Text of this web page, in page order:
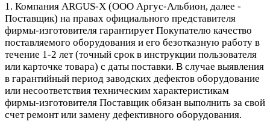
1. Компания ARGUS-X (ООО Аргус-Альбион, далее -
Поставщик) на правах официального представителя
фирмы-изготовителя гарантирует Покупателю качество
поставляемого оборудования и его безотказную работу в
течение 1-2 лет (точный срок в инструкции пользователя
или карточке товара) с даты поставки. В случае выявления
в гарантийный период заводских дефектов оборудование
или несоответствия техническим характеристикам
фирмы-изготовителя Поставщик обязан выполнить за свой
счет ремонт или замену дефективного оборудования.